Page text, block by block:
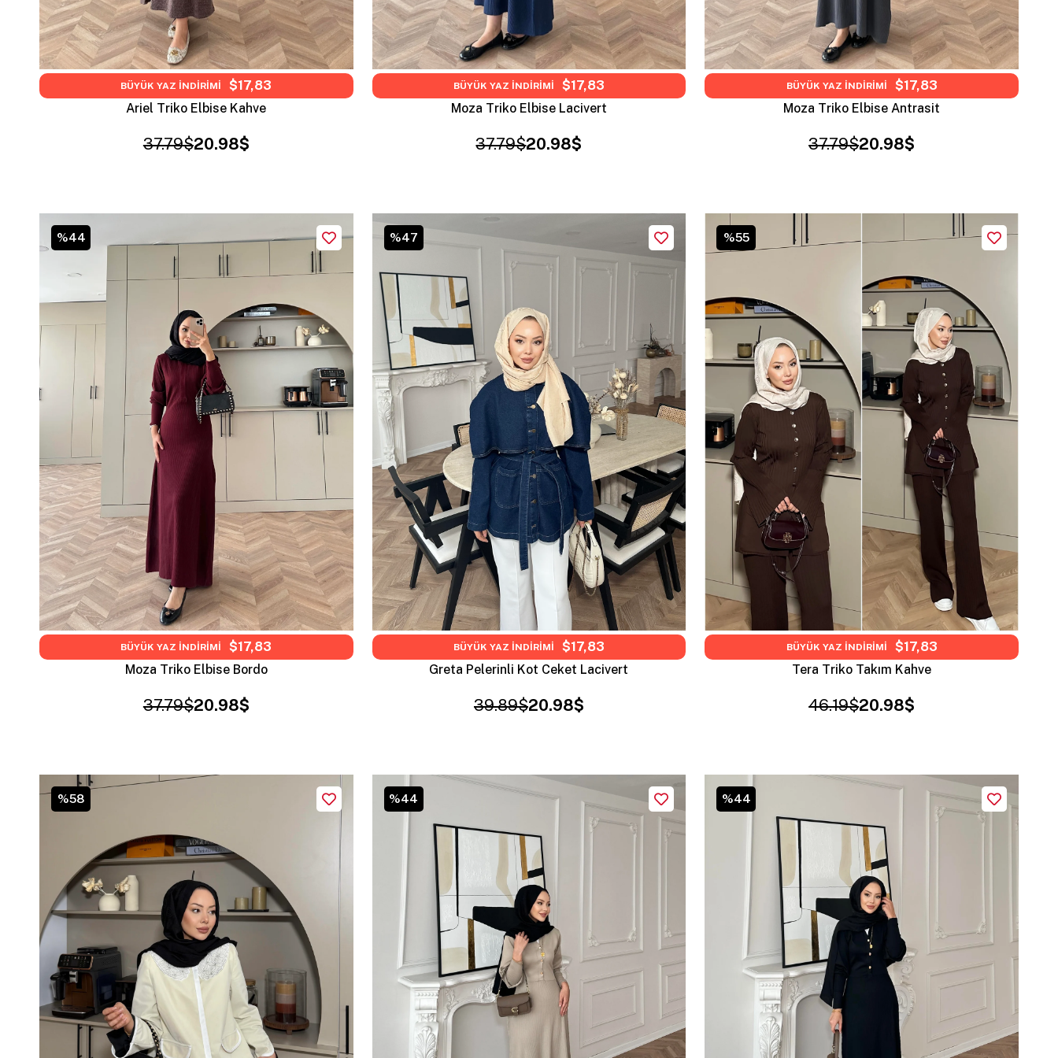
Ariel Triko Elbise Kahve
20.98$
37.79$
BÜYÜK YAZ İNDİRİMİ
$17,83
Moza Triko Elbise Lacivert
20.98$
37.79$
BÜYÜK YAZ İNDİRİMİ
$17,83
Moza Triko Elbise Antrasit
20.98$
37.79$
BÜYÜK YAZ İNDİRİMİ $17,83
Moza Triko Elbise Bordo
20.98$
37.79$
BÜYÜK YAZ İNDİRİMİ $17,83
%44
Greta Pelerinli Kot Ceket Lacivert
20.98$
39.89$
BÜYÜK YAZ İNDİRİMİ $17,83
%47
Tera Triko Takım Kahve
20.98$
46.19$
BÜYÜK YAZ İNDİRİMİ $17,83
%55
%58 %44 %44